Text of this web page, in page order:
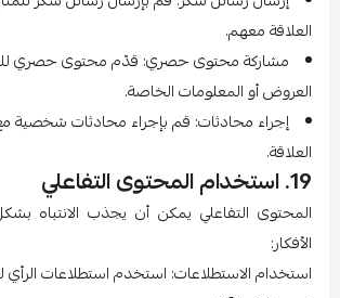
العلاقة معهم.
مشاركة محتوى حصري: قدّم محتوى حصري
العروض أو المعلومات الخاصة.
إجراء محادثات: قم بإجراء محادثات شخصية مع
العلاقة.
19. استخدام المحتوى التفاعلي
المحتوى التفاعلي يمكن أن يجذب الانتباه
الأفكار:
استخدام الاستطلاعات: استخدم استطلاعات الرأي